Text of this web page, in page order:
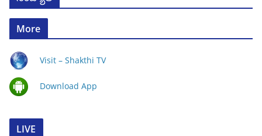
More
Visit – Shakthi TV
Download App
LIVE